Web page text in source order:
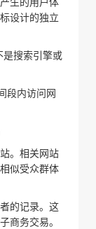
设计的独立
搜索引擎或
段内访问网
。相关网站
似受众群体
的记录。这
商务交易。